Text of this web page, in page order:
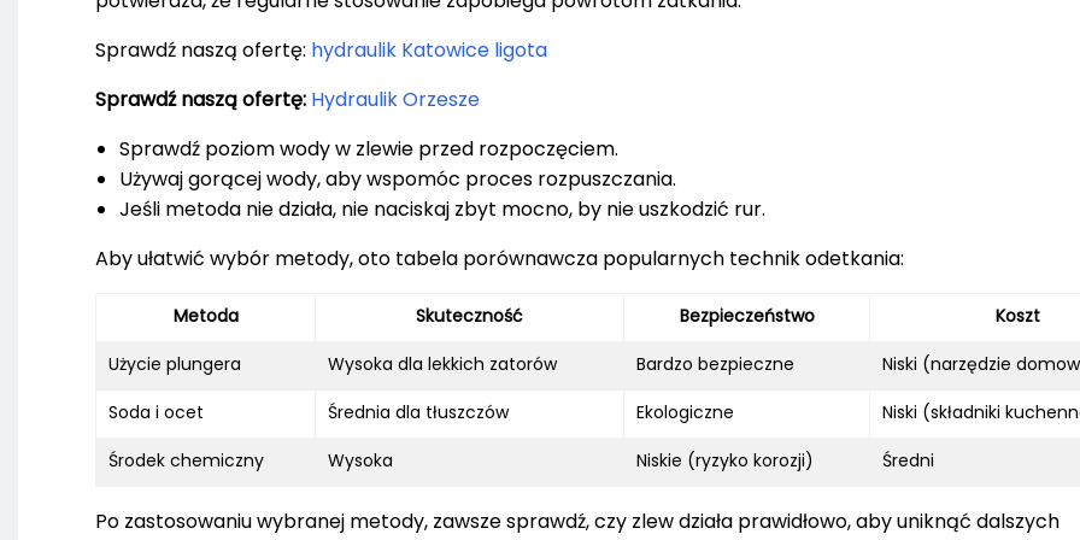
Sprawdź naszą ofertę: hydraulik Katowice ligota
Sprawdź naszą ofertę: Hydraulik Orzesze
Sprawdź poziom wody w zlewie przed rozpoczęciem.
Używaj gorącej wody, aby wspomóc proces rozpuszczania.
Jeśli metoda nie działa, nie naciskaj zbyt mocno, by nie uszkodzić rur.
Aby ułatwić wybór metody, oto tabela porównawcza popularnych technik odetkania:
Metoda Skuteczność Bezpieczeństwo
Koszt
Użycie plungera
Wysoka dla lekkich zatorów Bardzo bezpieczne
Niski (narzędzie
Soda i ocet
Średnia dla tłuszczów Ekologiczne
Niski (składniki
Środek chemiczny
Wysoka Niskie (ryzyko korozji) Średni
Po zastosowaniu wybranej metody, zawsze sprawdź, czy zlew działa prawidłowo, aby uniknąć dalszych